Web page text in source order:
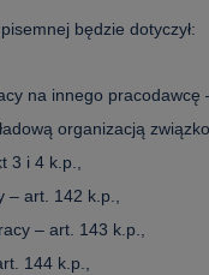
będzie dotyczył:
na innego pracodawcę
organizacją
3 i 4 k.p.,
– art. 142 k.p.,
– art. 143 k.p.,
144 k.p.,